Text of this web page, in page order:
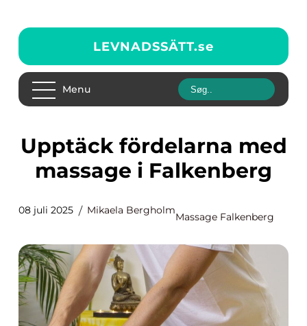
LEVNADSSÄTT.se
Menu
Upptäck fördelarna med
massage i Falkenberg
08 juli 2025 Mikaela Bergholm
Massage Falkenberg